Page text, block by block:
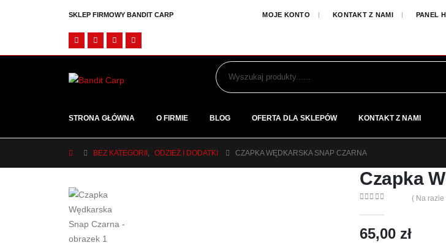
SKLEP FIRMOWY BANDIT CARP MOJE KONTO KONTAKT Z NAMI PANEL
STRONA GŁÓWNA O FIRMIE BLOG OFERTA DLA SKLEPÓW KONTAKT Z NAMI
BEZ KATEGORII ODZIEŻ I DODATKI CZAPKA WĘDKARSKA SNAP CZARNA
Czapka
( Na razie
65,00 zł